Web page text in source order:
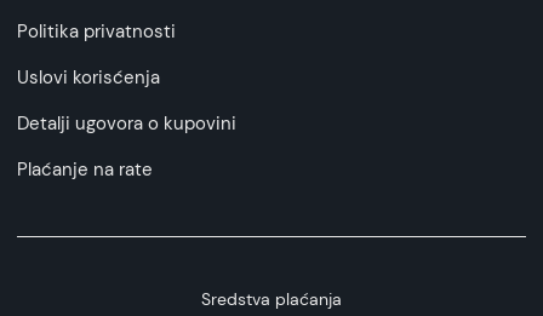
Politika privatnosti
Uslovi korisćenja
Detalji ugovora o kupovini
Plaćanje na rate
Sredstva plaćanja